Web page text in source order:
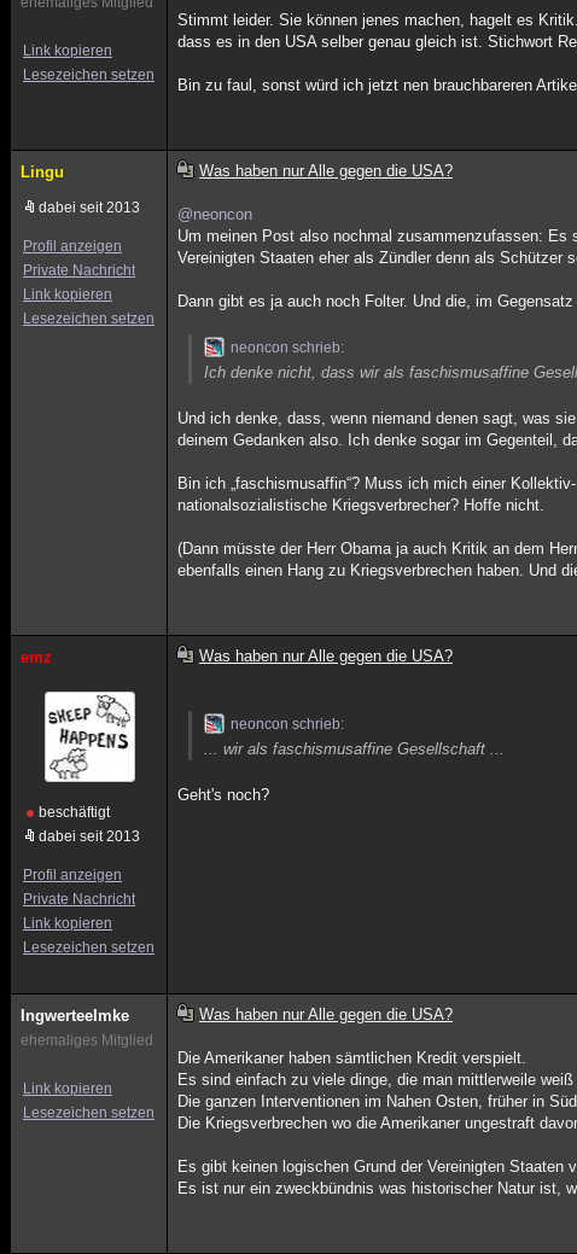
Link kopieren
Lesezeichen setzen
Stimmt leider. Sie können jenes machen, hagelt es
dass es in den USA selber genau gleich ist. Stichwort
Bin zu faul, sonst würd ich jetzt nen brauchbareren
Lingu
dabei seit 2013
Profil anzeigen
Private Nachricht
Link kopieren
Lesezeichen setzen
Was haben nur Alle gegen die USA?
@neoncon
Um meinen Post also nochmal zusammenzufassen: Es
Vereinigten Staaten eher als Zündler denn als Schützer
Dann gibt es ja auch noch Folter. Und die, im
neoncon schrieb:
Ich denke nicht, dass wir als faschismusaffine
Und ich denke, dass, wenn niemand denen sagt, was
deinem Gedanken also. Ich denke sogar im Gegenteil,
Bin ich „faschismusaffin“? Muss ich mich einer
nationalsozialistische Kriegsverbrecher? Hoffe nicht.
(Dann müsste der Herr Obama ja auch Kritik an dem
ebenfalls einen Hang zu Kriegsverbrechen haben. Und
emz
beschäftigt
dabei seit 2013
Profil anzeigen
Private Nachricht
Link kopieren
Lesezeichen setzen
Was haben nur Alle gegen die USA?
neoncon schrieb:
... wir als faschismusaffine Gesellschaft ...
Geht's noch?
IngwerteeImke
ehemaliges Mitglied
Link kopieren
Lesezeichen setzen
Was haben nur Alle gegen die USA?
Die Amerikaner haben sämtlichen Kredit verspielt.
Es sind einfach zu viele dinge, die man mittlerweile weiß
Die ganzen Interventionen im Nahen Osten, früher in
Die Kriegsverbrechen wo die Amerikaner ungestraft
Es gibt keinen logischen Grund der Vereinigten Staaten
Es ist nur ein zweckbündnis was historischer Natur ist,